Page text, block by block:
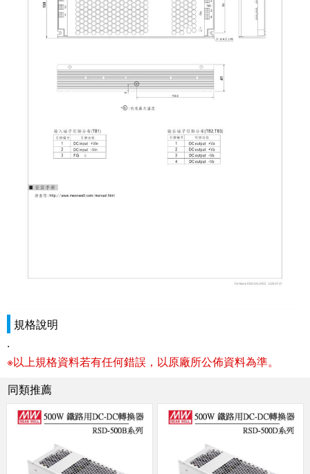
規格說明
.
※以上規格資料若有任何錯誤，以原廠所公佈資料為準。
同類推薦